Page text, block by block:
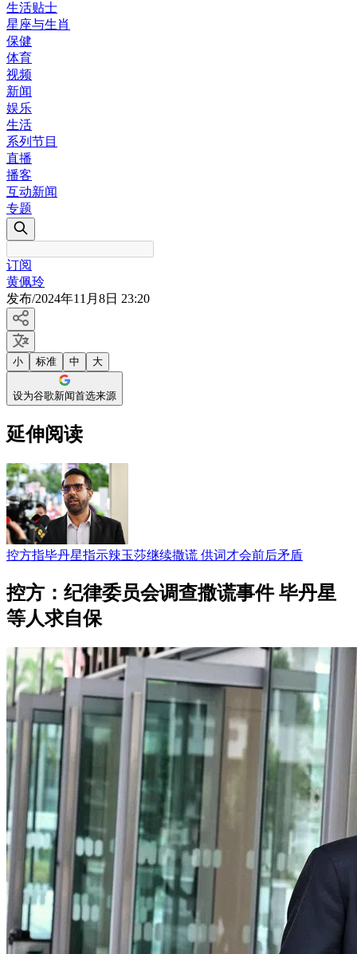
生活贴士
星座与生肖
保健
体育
视频
新闻
娱乐
生活
系列节目
直播
播客
互动新闻
专题
订阅
黄佩玲
发布/2024年11月8日 23:20
小 标准 中 大
设为谷歌新闻首选来源
延伸阅读
控方指毕丹星指示辣玉莎继续撒谎 供词才会前后矛盾
控方：纪律委员会调查撒谎事件 毕丹星
等人求自保